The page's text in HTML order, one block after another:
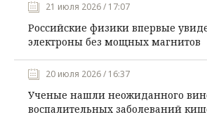
21 июля 2026 / 17:07
Российские физики впервые
электроны без мощных магнитов
20 июля 2026 / 16:37
Ученые нашли неожиданного
воспалительных заболеваний